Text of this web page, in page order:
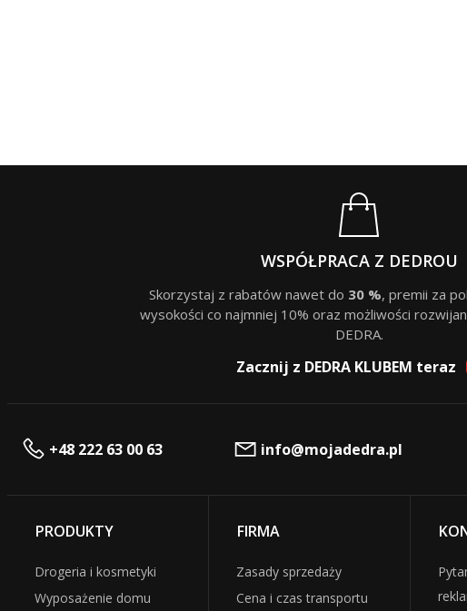
WSPÓŁPRACA Z DEDROU
Skorzystaj z rabatów nawet do 30 %, premii za
wysokości co najmniej 10% oraz możliwości
DEDRA.
Zacznij z DEDRA KLUBEM teraz
+48 222 63 00 63 info@mojadedra.pl
PRODUKTY
Drogeria i kosmetyki
Wyposażenie domu
FIRMA
Zasady sprzedaży
Cena i czas transportu